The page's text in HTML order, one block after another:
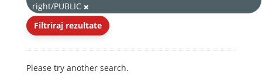
right/PUBLIC
Filtriraj rezultate
Please try another search.